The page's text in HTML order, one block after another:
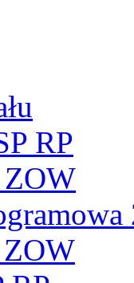
RP
ZOW